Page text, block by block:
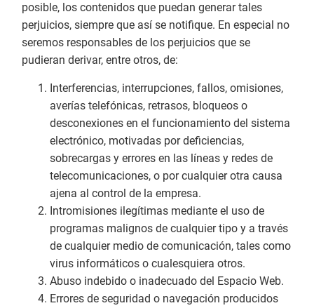
posible, los contenidos que puedan generar tales
perjuicios, siempre que así se notifique. En especial no
seremos responsables de los perjuicios que se
pudieran derivar, entre otros, de:
Interferencias, interrupciones, fallos, omisiones,
averías telefónicas, retrasos, bloqueos o
desconexiones en el funcionamiento del sistema
electrónico, motivadas por deficiencias,
sobrecargas y errores en las líneas y redes de
telecomunicaciones, o por cualquier otra causa
ajena al control de la empresa.
Intromisiones ilegítimas mediante el uso de
programas malignos de cualquier tipo y a través
de cualquier medio de comunicación, tales como
virus informáticos o cualesquiera otros.
Abuso indebido o inadecuado del Espacio Web.
Errores de seguridad o navegación producidos